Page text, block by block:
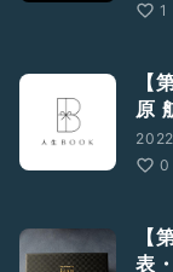
1
【
原
0
【
表